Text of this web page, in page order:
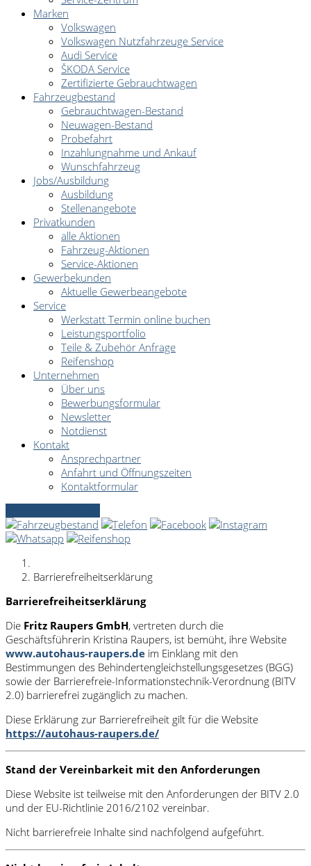
Marken
Volkswagen
Volkswagen Nutzfahrzeuge Service
Audi Service
ŠKODA Service
Zertifizierte Gebrauchtwagen
Fahrzeugbestand
Gebrauchtwagen-Bestand
Neuwagen-Bestand
Probefahrt
Inzahlungnahme und Ankauf
Wunschfahrzeug
Jobs/Ausbildung
Ausbildung
Stellenangebote
Privatkunden
alle Aktionen
Fahrzeug-Aktionen
Service-Aktionen
Gewerbekunden
Aktuelle Gewerbeangebote
Service
Werkstatt Termin online buchen
Leistungsportfolio
Teile & Zubehör Anfrage
Reifenshop
Unternehmen
Über uns
Bewerbungsformular
Newsletter
Notdienst
Kontakt
Ansprechpartner
Anfahrt und Öffnungszeiten
Kontaktformular
Barrierefreiheitserklärung
Barrierefreiheitserklärung
Die Fritz Raupers GmbH, vertreten durch die
Geschäftsführerin Kristina Raupers, ist bemüht, ihre Website
www.autohaus-raupers.de im Einklang mit den
Bestimmungen des Behindertengleichstellungsgesetzes (BGG)
sowie der Barrierefreie-Informationstechnik-Verordnung (BITV
2.0) barrierefrei zugänglich zu machen.
Diese Erklärung zur Barrierefreiheit gilt für die Website
https://autohaus-raupers.de/
Stand der Vereinbarkeit mit den Anforderungen
Diese Website ist teilweise mit den Anforderungen der BITV 2.0
und der EU-Richtlinie 2016/2102 vereinbar.
Nicht barrierefreie Inhalte sind nachfolgend aufgeführt.